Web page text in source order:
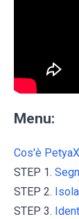
Menu:
Cos'è
STEP 1.
STEP 2.
STEP 3.